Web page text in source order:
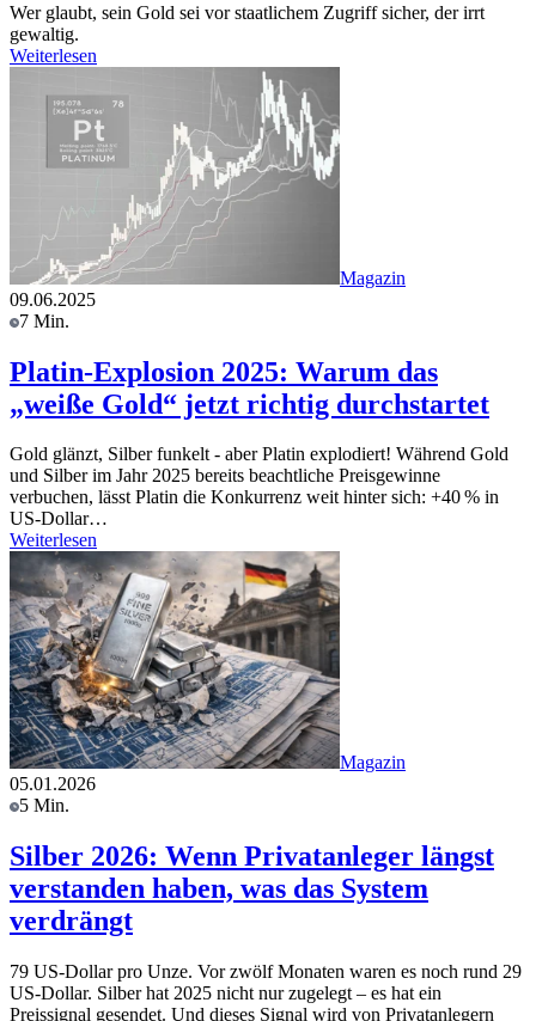
Wer glaubt, sein Gold sei vor staatlichem Zugriff sicher, der irrt
gewaltig.
Weiterlesen
Magazin
09.06.2025
7 Min.
Platin-Explosion 2025: Warum das
„weiße Gold“ jetzt richtig durchstartet
Gold glänzt, Silber funkelt - aber Platin explodiert! Während Gold
und Silber im Jahr 2025 bereits beachtliche Preisgewinne
verbuchen, lässt Platin die Konkurrenz weit hinter sich: +40 % in
US-Dollar…
Weiterlesen
Magazin
05.01.2026
5 Min.
Silber 2026: Wenn Privatanleger längst
verstanden haben, was das System
verdrängt
79 US-Dollar pro Unze. Vor zwölf Monaten waren es noch rund 29
US-Dollar. Silber hat 2025 nicht nur zugelegt – es hat ein
Preissignal gesendet. Und dieses Signal wird von Privatanlegern